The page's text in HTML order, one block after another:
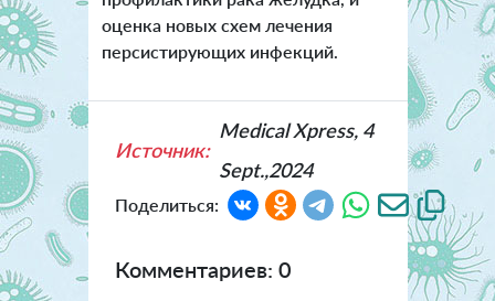
оценка новых схем лечения
персистирующих инфекций.
Источник:
Medical Xpress, 4
Sept.,2024
Поделиться:
Комментариев: 0